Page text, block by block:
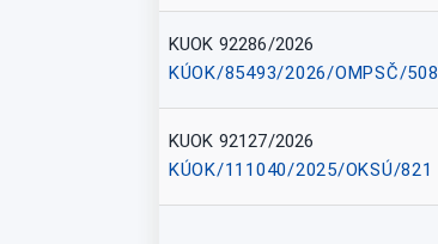
KUOK 92286/2026
KÚOK/85493/2026/OMPSČ/508
KUOK 92127/2026
KÚOK/111040/2025/OKSÚ/821